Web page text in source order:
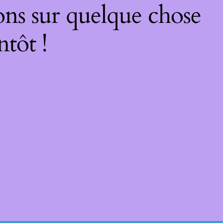
sur quelque chose
!